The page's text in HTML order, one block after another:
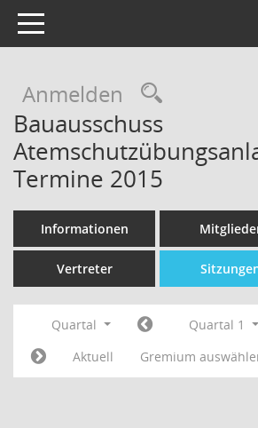
Toggle navigation
Anmelden
Bauausschuss
Termine 2015
Informationen
Vertreter
Quartal Quartal 1
Aktuell
Gremium